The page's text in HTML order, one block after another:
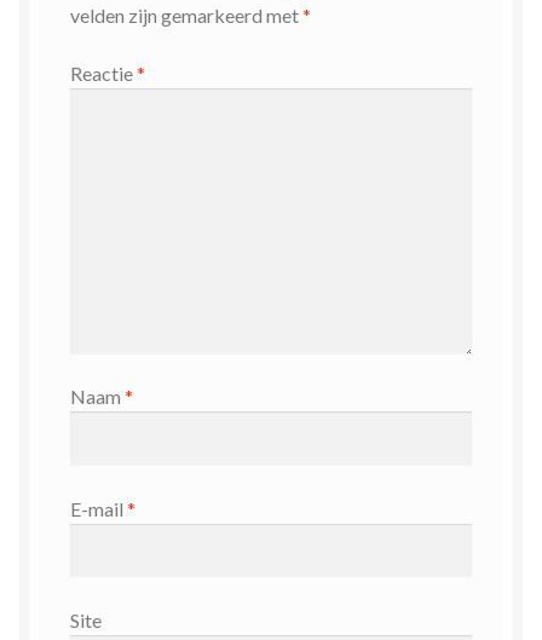
velden zijn gemarkeerd met*
Reactie*
Naam *
E-mail *
Site